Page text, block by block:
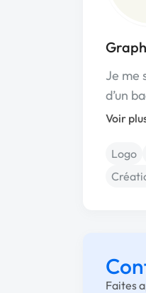
Je me
d’un
Voir
Logo
Faites